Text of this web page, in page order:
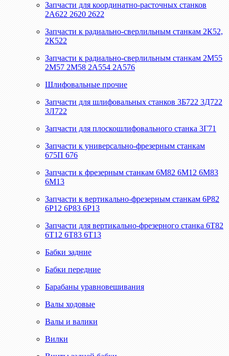
Запчасти для координатно-расточных станков
2А622 2620 2622
Запчасти к радиально-сверлильным станкам 2К52,
2К522
Запчасти к радиально-сверлильным станкам 2М55
2М57 2М58 2А554 2А576
Шлифовальные прочие
Запчасти для шлифовальных станков 3Б722 3Д722
3Л722
Запчасти для плоскошлифовального станка 3Г71
Запчасти к универсально-фрезерным станкам
675П 676
Запчасти к фрезерным станкам 6М82 6М12 6М83
6М13
Запчасти к вертикально-фрезерным станкам 6Р82
6Р12 6Р83 6Р13
Запчасти для вертикально-фрезерного станка 6Т82
6Т12 6Т83 6Т13
Бабки задние
Бабки передние
Барабаны уравновешивания
Валы ходовые
Валы и валики
Вилки